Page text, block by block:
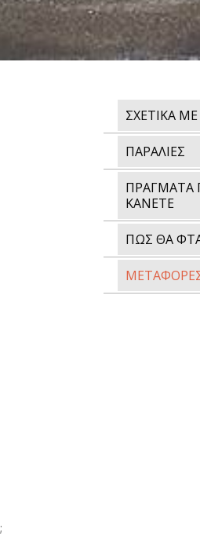
ΣΧΕΤΙΚΑ
ΠΑΡΑΛΙΕΣ
ΠΡΑΓΜΑΤΑ
ΚΑΝΕΤΕ
ΠΩΣ ΘΑ
;